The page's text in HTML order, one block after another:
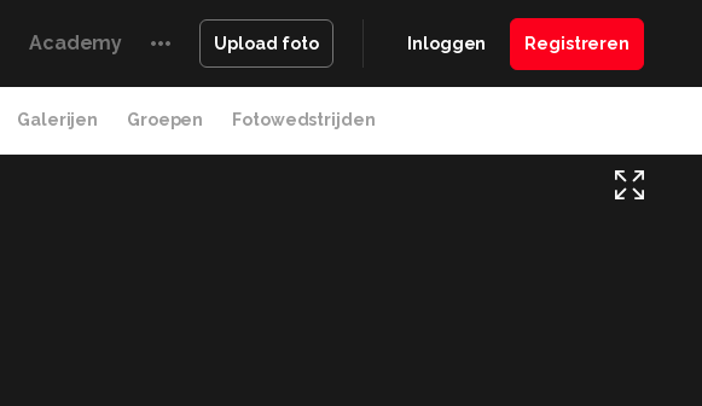
Academy Upload foto Inloggen Registreren
Galerijen Groepen Fotowedstrijden